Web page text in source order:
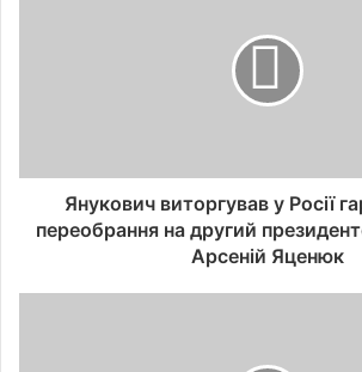
Янукович виторгував у Росії
переобрання на другий
Арсеній Яценюк